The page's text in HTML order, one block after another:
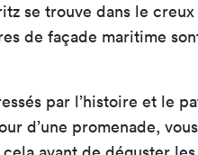
se trouve dans le
de façade maritime
par l’histoire et le
d’une promenade,